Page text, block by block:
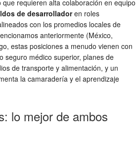
requieren alta colaboración en equipo
de desarrolladoren roles
con los promedios locales de
anteriormente (México,
estas posiciones a menudo vienen con
seguro médico superior, planes de
de transporte y alimentación, y un
la camaradería y el aprendizaje
lo mejor de ambos